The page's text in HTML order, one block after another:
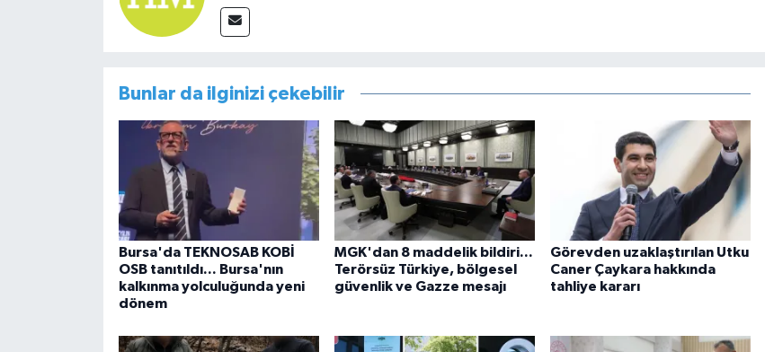
Bunlar da ilginizi çekebilir
Bursa'da TEKNOSAB KOBİ
OSB tanıtıldı... Bursa'nın
kalkınma yolculuğunda yeni
dönem
MGK'dan 8 maddelik bildiri...
Terörsüz Türkiye, bölgesel
güvenlik ve Gazze mesajı
Görevden uzaklaştırılan Utku
Caner Çaykara hakkında
tahliye kararı